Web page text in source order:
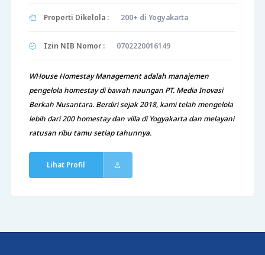
Properti Dikelola : 200+ di Yogyakarta
Izin NIB Nomor : 0702220016149
WHouse Homestay Management adalah manajemen
pengelola homestay di bawah naungan PT. Media Inovasi
Berkah Nusantara. Berdiri sejak 2018, kami telah mengelola
lebih dari 200 homestay dan villa di Yogyakarta dan melayani
ratusan ribu tamu setiap tahunnya.
Lihat Profil